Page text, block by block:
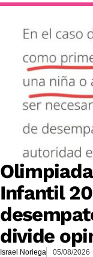
Infantil
divide
Israel Noriega 05/08/2026